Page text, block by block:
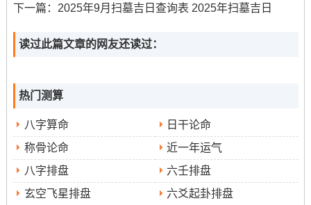
用！
南）与岁破方（西北）进行大型挖掘或撞击作业。以免触
犯神煞.三煞位避让原则，全年三煞位在东方。
上梁仪式中梁木的安置应避免正对东方- 以免冲撞三煞、引
来不必要的麻烦。紫白飞星布局参考。2025年九紫右弼喜
庆星飞临正北方位。
此方位宜保持整洁明亮，帮助增强家宅的喜庆运势；一白
下一篇： 2025年9月扫墓吉日查询表 2025年扫墓吉日
读过此篇文章的网友还读过：
热门测算
八字算命
日干论命
称骨论命
近一年运气
八字排盘
六壬排盘
玄空飞星排盘
六爻起卦排盘